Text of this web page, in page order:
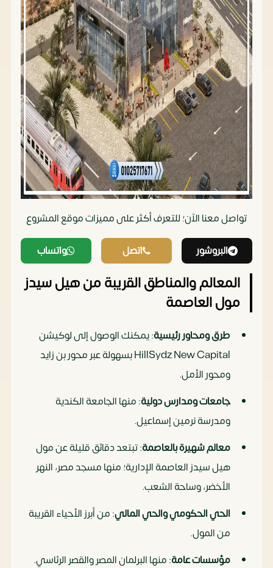
تواصل معنا الآن؛ للتعرف أكثر على مميزات موقع المشروع‏
البروشور اتصل واتساب
المعالم والمناطق القريبة من هيل سيدز
مول العاصمة
طرق ومحاور رئيسية: يمكنك الوصول إلى لوكيشن
HillSydz New Capital بسهولة عبر محور بن زايد
ومحور الأمل.
جامعات ومدارس دولية: منها الجامعة الكندية
ومدرسة نرمين إسماعيل.
معالم شهيرة بالعاصمة: تبتعد دقائق قليلة عن مول
هيل سيدز العاصمة الإدارية؛ منها مسجد مصر، النهر
الأخضر، وساحة الشعب.
الحي الحكومي والحي المالي: من أبرز الأحياء القريبة
من المول.
مؤسسات عامة: منها البرلمان المصر والقصر الرئاسي.